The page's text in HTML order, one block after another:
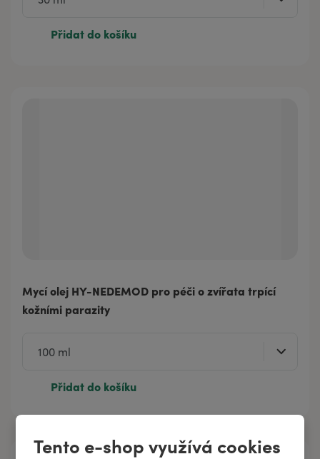
Tento e-shop využívá cookies
Přidat do košíku
Mycí olej HY-NEDEMOD pro péči o zvířata trpící
kožními parazity
Přidat do košíku